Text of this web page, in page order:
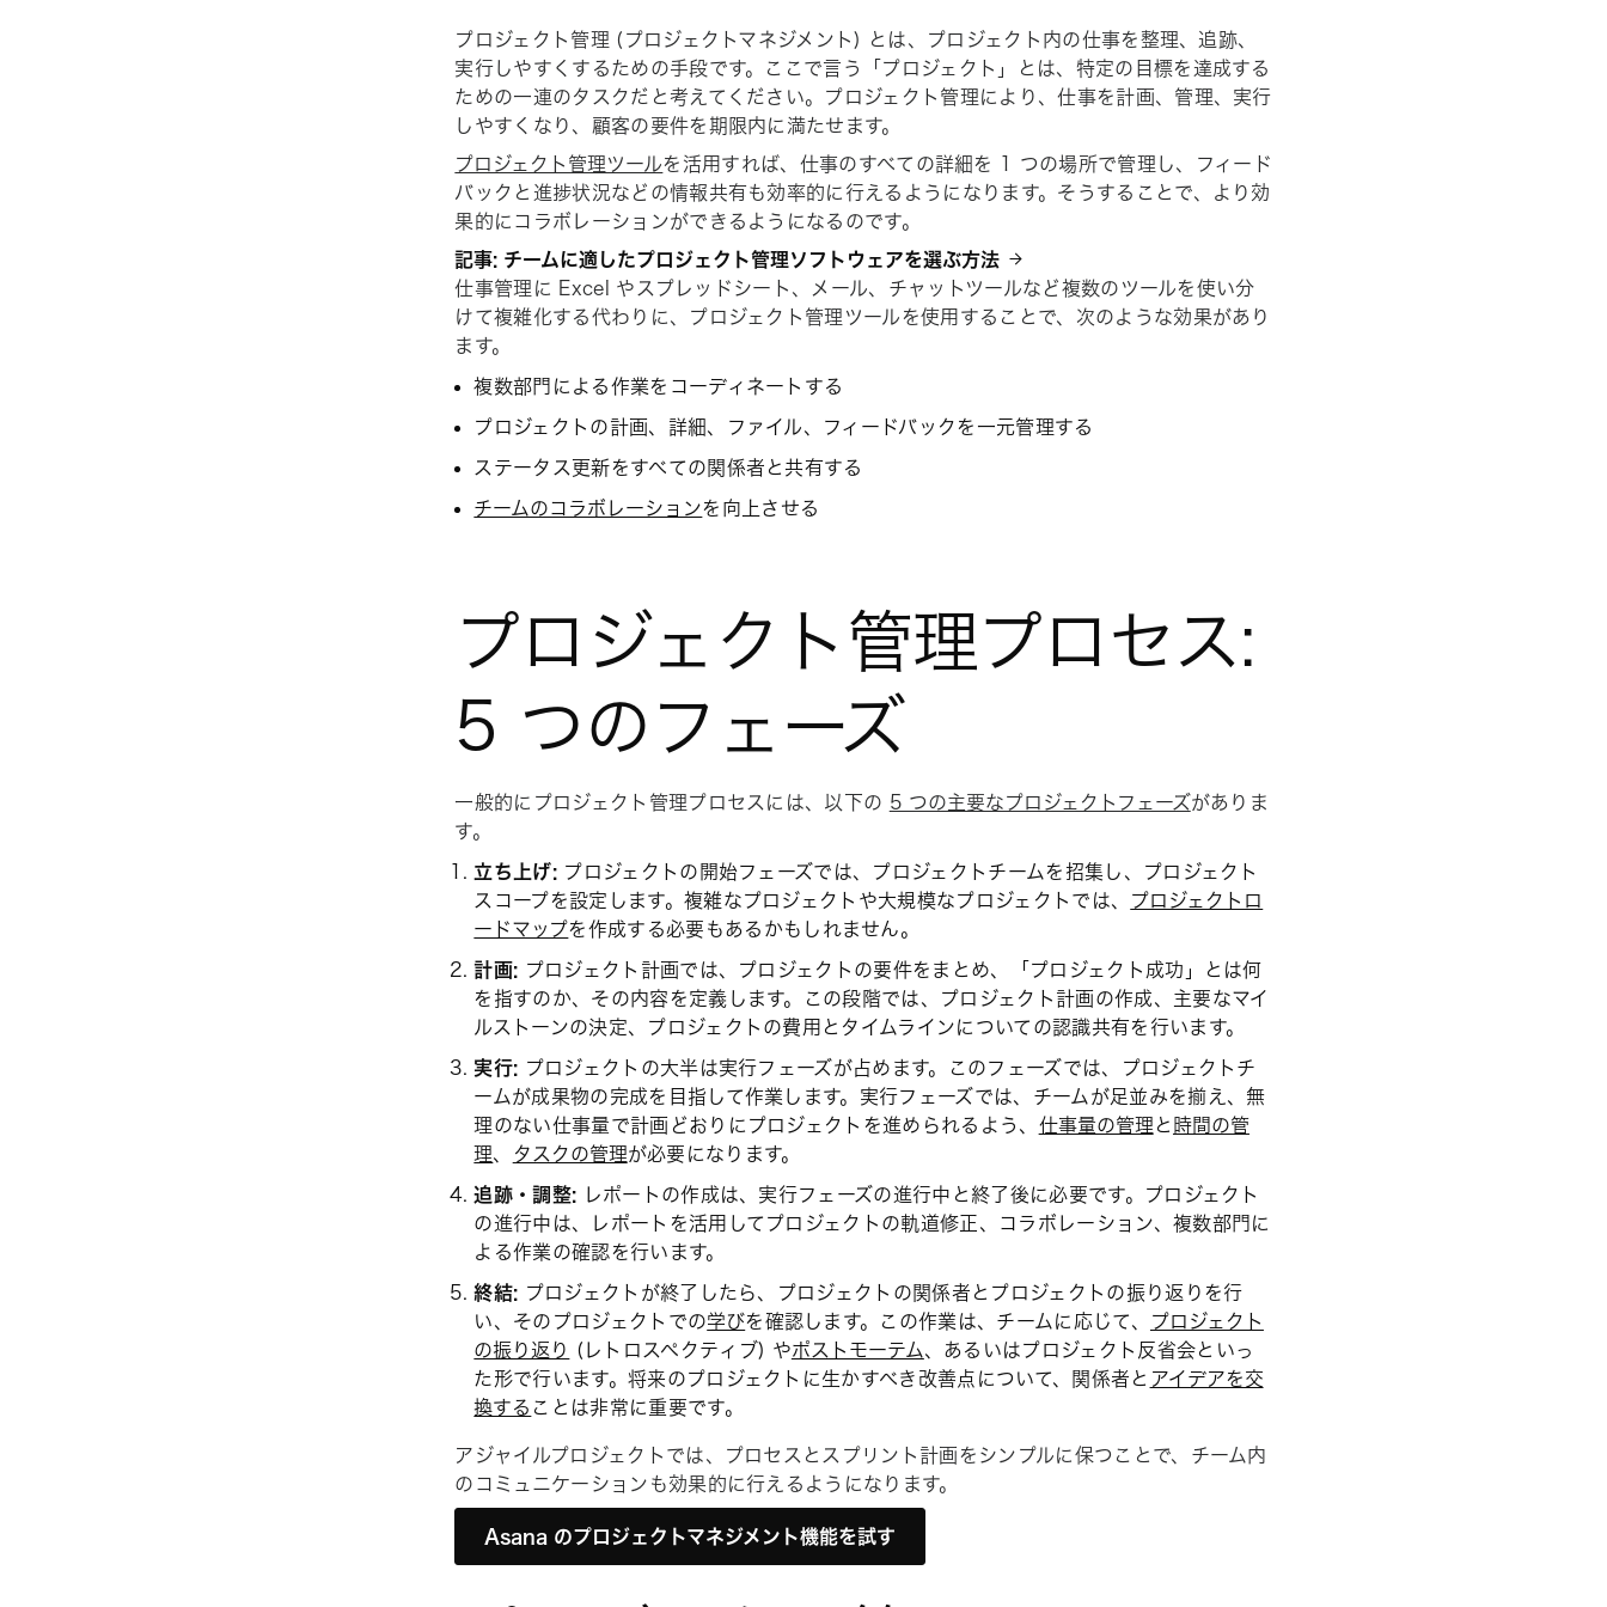
プロジェクト管理 (プロジェクトマネジメント) とは、プロジェクト内の仕事を整理、追跡、
実行しやすくするための手段です。ここで言う「プロジェクト」とは、特定の目標を達成する
ための一連のタスクだと考えてください。プロジェクト管理により、仕事を計画、管理、実行
しやすくなり、顧客の要件を期限内に満たせます。
プロジェクト管理ツールを活用すれば、仕事のすべての詳細を 1 つの場所で管理し、フィード
バックと進捗状況などの情報共有も効率的に行えるようになります。そうすることで、より効
果的にコラボレーションができるようになるのです。
記事: チームに適したプロジェクト管理ソフトウェアを選ぶ方法
仕事管理に Excel やスプレッドシート、メール、チャットツールなど複数のツールを使い分
けて複雑化する代わりに、プロジェクト管理ツールを使用することで、次のような効果があり
ます。
複数部門による作業をコーディネートする
プロジェクトの計画、詳細、ファイル、フィードバックを一元管理する
ステータス更新をすべての関係者と共有する
チームのコラボレーションを向上させる
プロジェクト管理プロセス:
5 つのフェーズ
一般的にプロジェクト管理プロセスには、以下の 5 つの主要なプロジェクトフェーズがありま
す。
立ち上げ:プロジェクトの開始フェーズでは、プロジェクトチームを招集し、プロジェクト
スコープを設定します。複雑なプロジェクトや大規模なプロジェクトでは、
プロジェクトロ
ードマップを作成する必要もあるかもしれません。
計画: プロジェクト計画では、プロジェクトの要件をまとめ、「プロジェクト成功」とは何
を指すのか、その内容を定義します。この段階では、プロジェクト計画の作成、主要なマイ
ルストーンの決定、プロジェクトの費用とタイムラインについての認識共有を行います。
実行: プロジェクトの大半は実行フェーズが占めます。このフェーズでは、プロジェクトチ
ームが成果物の完成を目指して作業します。実行フェーズでは、チームが足並みを揃え、無
理のない仕事量で計画どおりにプロジェクトを進められるよう、 仕事量の管理 と 時間の管
理、 タスクの管理が必要になります。
追跡・調整: レポートの作成は、実行フェーズの進行中と終了後に必要です。プロジェクト
の進行中は、レポートを活用してプロジェクトの軌道修正、コラボレーション、複数部門に
よる作業の確認を行います。
終結: プロジェクトが終了したら、プロジェクトの関係者とプロジェクトの振り返りを行
い、そのプロジェクトでの学びを確認します。この作業は、チームに応じて、
プロジェクト
の振り返り
(レトロスペクティブ) やポストモーテム、あるいはプロジェクト反省会といっ
た形で行います。将来のプロジェクトに生かすべき改善点について、関係者と アイデアを交
換する ことは非常に重要です。
アジャイルプロジェクトでは、プロセスとスプリント計画をシンプルに保つことで、チーム内
のコミュニケーションも効果的に行えるようになります。
Asana のプロジェクトマネジメント機能を試す